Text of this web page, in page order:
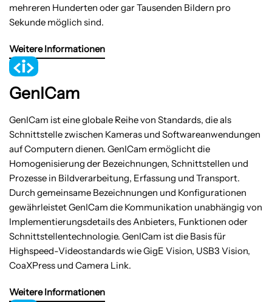
mehreren Hunderten oder gar Tausenden Bildern pro
Sekunde möglich sind.
Weitere Informationen
GenICam
GenICam ist eine globale Reihe von Standards, die als
Schnittstelle zwischen Kameras und Softwareanwendungen
auf Computern dienen. GenICam ermöglicht die
Homogenisierung der Bezeichnungen, Schnittstellen und
Prozesse in Bildverarbeitung, Erfassung und Transport.
Durch gemeinsame Bezeichnungen und Konfigurationen
gewährleistet GenICam die Kommunikation unabhängig von
Implementierungsdetails des Anbieters, Funktionen oder
Schnittstellentechnologie. GenICam ist die Basis für
Highspeed-Videostandards wie GigE Vision, USB3 Vision,
CoaXPress und Camera Link.
Weitere Informationen